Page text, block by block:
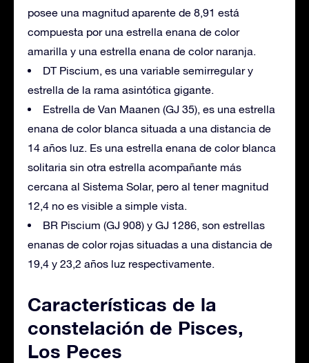
posee una magnitud aparente de 8,91 está
compuesta por una estrella enana de color
amarilla y una estrella enana de color naranja.
DT Piscium, es una variable semirregular y
estrella de la rama asintótica gigante.
Estrella de Van Maanen (GJ 35), es una estrella
enana de color blanca situada a una distancia de
14 años luz. Es una estrella enana de color blanca
solitaria sin otra estrella acompañante más
cercana al Sistema Solar, pero al tener magnitud
12,4 no es visible a simple vista.
BR Piscium (GJ 908) y GJ 1286, son estrellas
enanas de color rojas situadas a una distancia de
19,4 y 23,2 años luz respectivamente.
Características de la
constelación de Pisces,
Los Peces